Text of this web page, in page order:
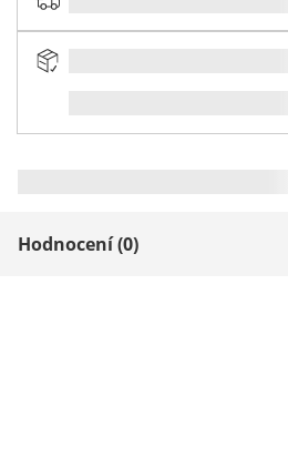
Hodnocení (0)